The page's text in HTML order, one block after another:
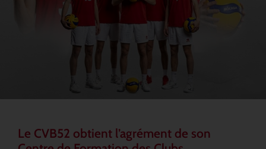
Le CVB52 obtient l’agrément de son